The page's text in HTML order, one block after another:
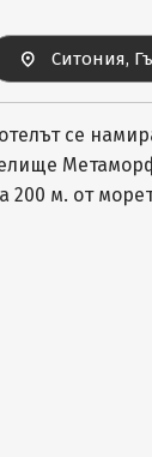
Ситония,
се
200 м. от